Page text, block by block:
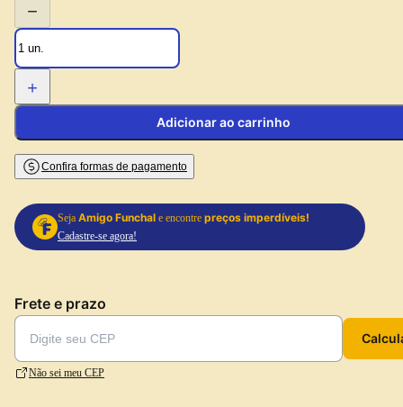
−
+
Adicionar ao carrinho
Confira formas de pagamento
Seja Amigo Funchal e encontre preços imperdíveis!
Cadastre-se agora!
Frete e prazo
Não sei meu CEP